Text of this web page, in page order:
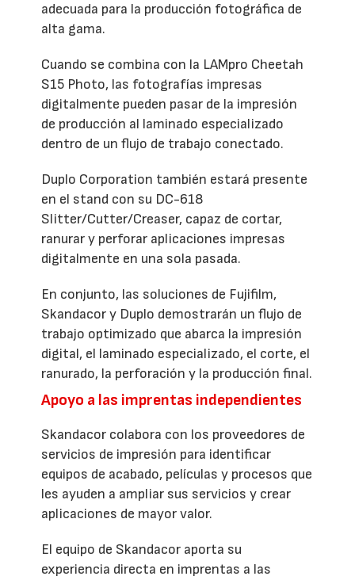
adecuada para la producción fotográfica de
alta gama.
Cuando se combina con la LAMpro Cheetah
S15 Photo, las fotografías impresas
digitalmente pueden pasar de la impresión
de producción al laminado especializado
dentro de un flujo de trabajo conectado.
Duplo Corporation también estará presente
en el stand con su DC-618
Slitter/Cutter/Creaser, capaz de cortar,
ranurar y perforar aplicaciones impresas
digitalmente en una sola pasada.
En conjunto, las soluciones de Fujifilm,
Skandacor y Duplo demostrarán un flujo de
trabajo optimizado que abarca la impresión
digital, el laminado especializado, el corte, el
ranurado, la perforación y la producción final.
Apoyo a las imprentas independientes
Skandacor colabora con los proveedores de
servicios de impresión para identificar
equipos de acabado, películas y procesos que
les ayuden a ampliar sus servicios y crear
aplicaciones de mayor valor.
El equipo de Skandacor aporta su
experiencia directa en imprentas a las